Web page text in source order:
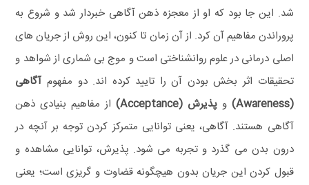
شد. این جا بود که او از معجزه ذهن‌ آگاهی خبردار شد و شروع به
پروراندن مفاهیم آن کرد. از آن زمان تا کنون، این روش از جریان های
اصلی درمانی در علوم روانشناختی است و موج بی شماری از شواهد و
تحقیقات اثر بخش بودن آن را تایید کرده اند.دو مفهوم آگاهی
(
Awareness
)وپذیرش (Acceptance
) از مفاهیم بنیادی ذهن‌
آگاهی هستند. آگاهی، یعنی توانایی متمرکز کردن توجه بر آنچه در
درون بدن می گذرد و تجربه می شود. پذیرش، توانایی مشاهده و
قبول کردن این جریان بدون هیچگونه قضاوت و گریزی است؛ یعنی